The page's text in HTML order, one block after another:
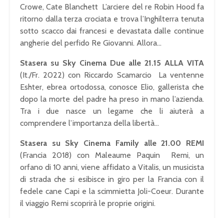
Crowe, Cate Blanchett L’arciere del re Robin Hood fa
ritorno dalla terza crociata e trova l’Inghilterra tenuta
sotto scacco dai francesi e devastata dalle continue
angherie del perfido Re Giovanni. Allora…
Stasera su Sky Cinema Due alle 21.15 ALLA VITA
(It./Fr. 2022) con Riccardo Scamarcio La ventenne
Eshter, ebrea ortodossa, conosce Elio, gallerista che
dopo la morte del padre ha preso in mano l’azienda.
Tra i due nasce un legame che li aiuterà a
comprendere l’importanza della libertà…
Stasera su Sky Cinema Family alle 21.00 REMI
(Francia 2018) con Maleaume Paquin Remi, un
orfano di 10 anni, viene affidato a Vitalis, un musicista
di strada che si esibisce in giro per la Francia con il
fedele cane Capi e la scimmietta Joli-Coeur. Durante
il viaggio Remi scoprirà le proprie origini.